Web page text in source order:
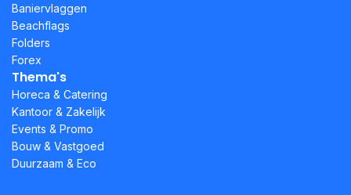
Baniervlaggen
Beachflags
Folders
Forex
Thema's
Horeca & Catering
Kantoor & Zakelijk
Events & Promo
Bouw & Vastgoed
Duurzaam & Eco